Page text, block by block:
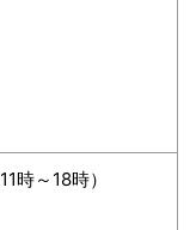
11時～ 18時）